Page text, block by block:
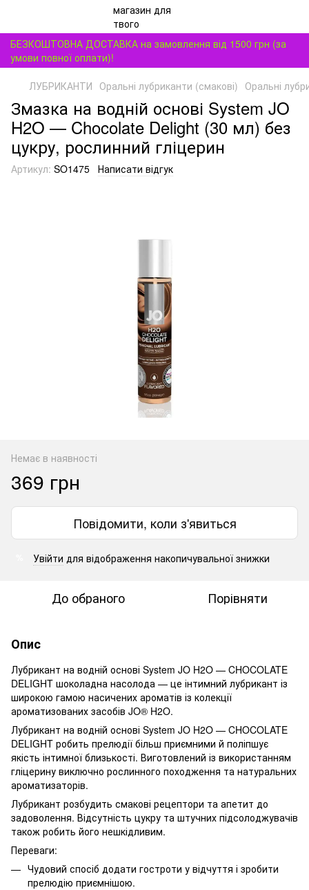
БЕЗКОШТОВНА ДОСТАВКА на замовлення від 1500 грн (за
умови повної оплати)!
ЛУБРИКАНТИ Оральні лубриканти (смакові) Оральні
Змазка на водній основі System JO
H2O — Chocolate Delight (30 мл) без
цукру, рослинний гліцерин
Артикул: SO1475 Написати відгук
Немає в наявності
369 грн
Повідомити, коли з'явиться
Увійти для відображення накопичувальної знижки
До обраного Порівняти
Опис
Лубрикант на водній основі System JO H2O — CHOCOLATE
DELIGHT шоколадна насолода — це інтимний лубрикант із
широкою гамою насичених ароматів із колекції
ароматизованих засобів JO® H2O.
Лубрикант на водній основі System JO H2O — CHOCOLATE
DELIGHT робить прелюдії більш приємними й поліпшує
якість інтимної близькості. Виготовлений із використанням
гліцерину виключно рослинного походження та натуральних
ароматизаторів.
Лубрикант розбудить смакові рецептори та апетит до
задоволення. Відсутність цукру та штучних підсолоджувачів
також робить його нешкідливим.
Переваги:
Чудовий спосіб додати гостроти у відчуття і зробити
прелюдію приємнішою.